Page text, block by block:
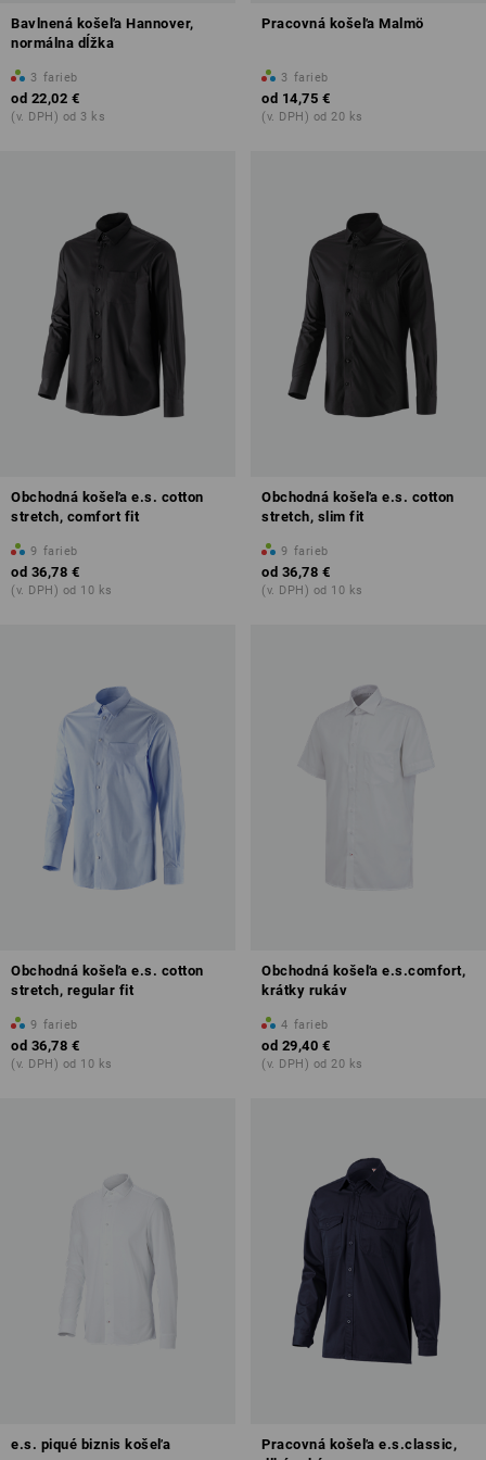
Bavlnená košeľa Hannover,
normálna dĺžka
3 farieb
od 22,02 €
(v. DPH) od 3 ks
Pracovná košeľa Malmö
3 farieb
od 14,75 €
(v. DPH) od 20 ks
Obchodná košeľa e.s. cotton
stretch, comfort fit
9 farieb
od 36,78 €
(v. DPH) od 10 ks
Obchodná košeľa e.s. cotton
stretch, slim fit
9 farieb
od 36,78 €
(v. DPH) od 10 ks
Obchodná košeľa e.s. cotton
stretch, regular fit
9 farieb
od 36,78 €
(v. DPH) od 10 ks
Obchodná košeľa e.s.comfort,
krátky rukáv
4 farieb
od 29,40 €
(v. DPH) od 20 ks
e.s. piqué biznis košeľa
Pracovná košeľa e.s.classic,